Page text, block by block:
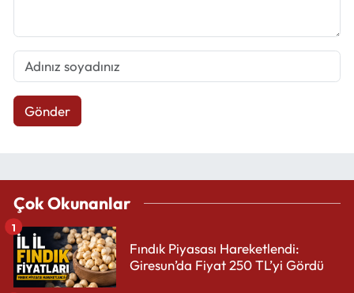
Gönder
Çok Okunanlar
Fındık Piyasası Hareketlendi:
Giresun’da Fiyat 250 TL’yi Gördü
1